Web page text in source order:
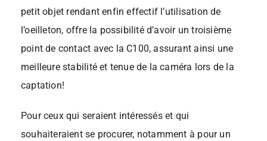
petit objet rendant enfin effectif l’utilisation de
l’oeilleton, offre la possibilité d’avoir un troisième
point de contact avec la C100, assurant ainsi une
meilleure stabilité et tenue de la caméra lors de la
captation!
Pour ceux qui seraient intéressés et qui
souhaiteraient se procurer, notamment à pour un